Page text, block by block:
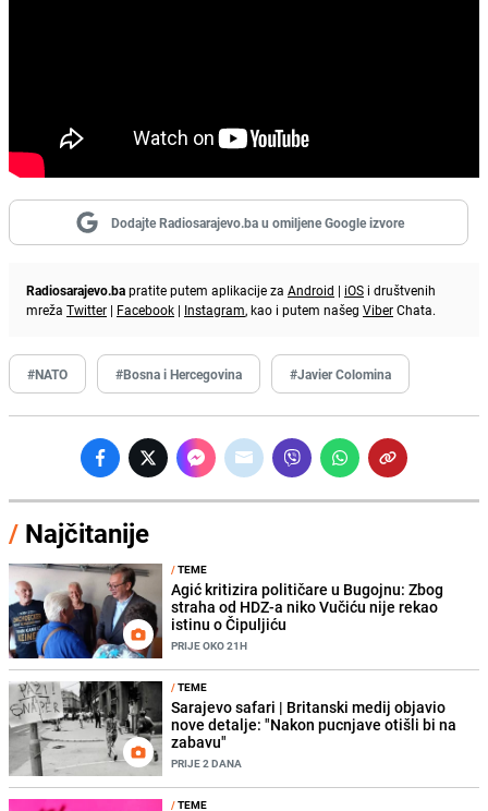
Dodajte Radiosarajevo.ba u omiljene Google izvore
Radiosarajevo.bapratite putem aplikacije za Android | iOS i društvenih
mreža Twitter | Facebook | Instagram, kao i putem našeg ViberChata.
#NATO #Bosna i Hercegovina #Javier Colomina
/ Najčitanije
/TEME
Agić kritizira političare u Bugojnu: Zbog
straha od HDZ-a niko Vučiću nije rekao
istinu o Čipuljiću
PRIJE OKO 21H
/TEME
Sarajevo safari | Britanski medij objavio
nove detalje: "Nakon pucnjave otišli bi na
zabavu"
PRIJE 2 DANA
/TEME